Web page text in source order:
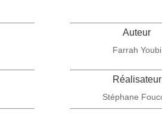
Auteur
Farrah Youbi
Réalisateur
Stéphane